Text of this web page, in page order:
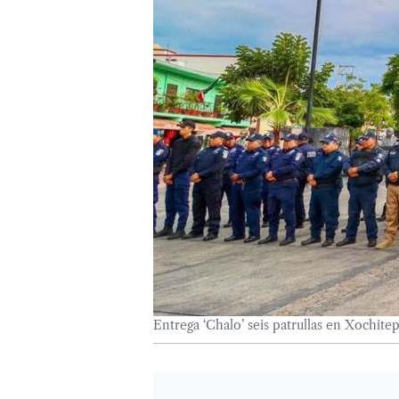
Entrega ‘Chalo’ seis patrullas en